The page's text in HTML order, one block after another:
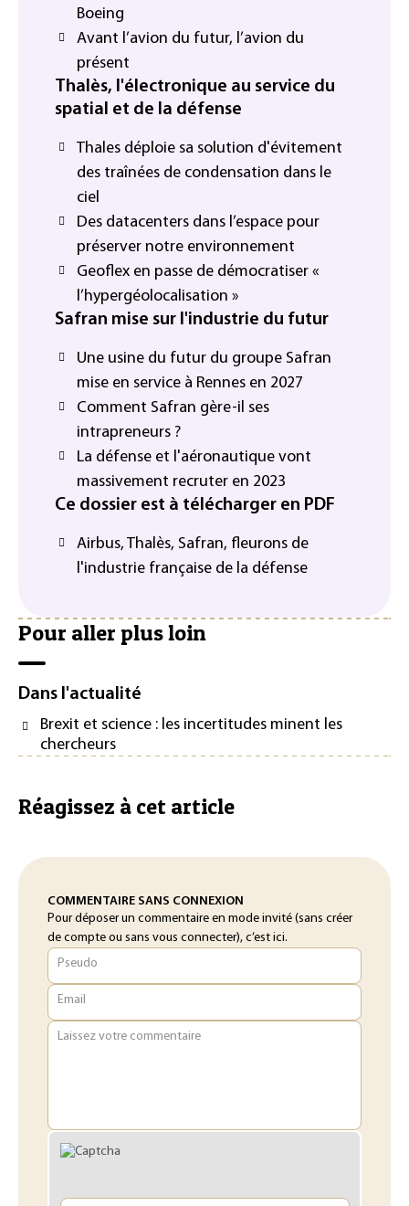
Boeing
Avant l’avion du futur, l’avion du
présent
Thalès, l'électronique au service du
spatial et de la défense
Thales déploie sa solution d'évitement
des traînées de condensation dans le
ciel
Des datacenters dans l’espace pour
préserver notre environnement
Geoflex en passe de démocratiser «
l’hypergéolocalisation »
Safran mise sur l'industrie du futur
Une usine du futur du groupe Safran
mise en service à Rennes en 2027
Comment Safran gère-il ses
intrapreneurs ?
La défense et l'aéronautique vont
massivement recruter en 2023
Ce dossier est à télécharger en PDF
Airbus, Thalès, Safran, fleurons de
l'industrie française de la défense
Pour aller plus loin
Dans l'actualité
Brexit et science : les incertitudes minent les
chercheurs
Réagissez à cet article
COMMENTAIRE SANS CONNEXION
Pour déposer un commentaire en mode invité (sans créer
de compte ou sans vous connecter), c’est ici.
Pseudo
Email
Laissez votre commentaire